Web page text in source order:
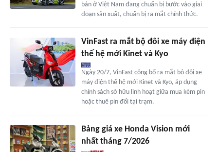
bán ở Việt Nam đang chuẩn bị bước vào giai
đoạn sản xuất, chuẩn bị ra mắt chính thức.
VinFast ra mắt bộ đôi xe máy điện
thế hệ mới Kinet và Kyo
Ngày 20/7, VinFast công bố ra mắt bộ đôi xe
máy điện thế hệ mới Kinet và Kyo, áp dụng
chính sách sở hữu linh hoạt giữa mua kèm pin
hoặc thuê pin đổi tại trạm.
Bảng giá xe Honda Vision mới
nhất tháng 7/2026